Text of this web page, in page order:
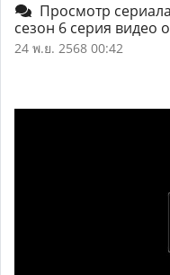
Просмотр
сезон 6 серия видео
24 พ.ย. 2568 00:42